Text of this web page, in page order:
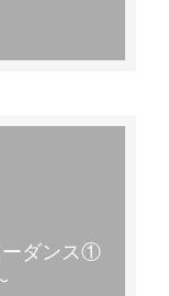
ーダンス①